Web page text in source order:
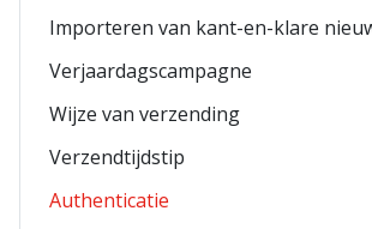
Importeren van kant-en-klare
Verjaardagscampagne
Wijze van verzending
Verzendtijdstip
Authenticatie